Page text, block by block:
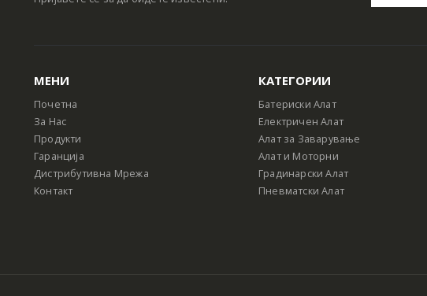
МЕНИ
Почетна
За Нас
Продукти
Гаранција
Дистрибутивна Мрежа
Контакт
КАТЕГОРИИ
Батериски Алат
Електричен Алат
Алат за Заварување
Алат и Моторни
Градинарски Алат
Пневматски Алат